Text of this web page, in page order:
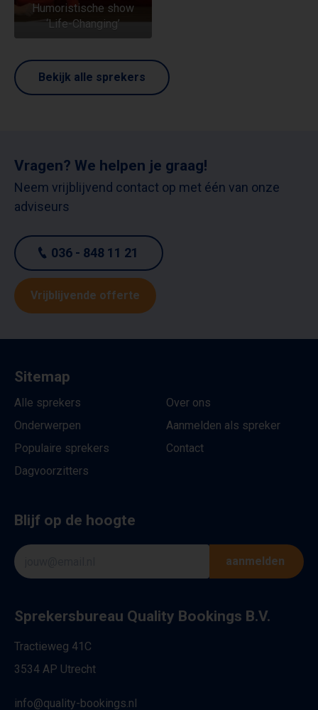
Humoristische show
‘Life-Changing’
Bekijk alle sprekers
Vragen? We helpen je graag!
Neem vrijblijvend contact op met één van onze
adviseurs
036 - 848 11 21
Vrijblijvende offerte
Sitemap
Alle sprekers
Onderwerpen
Populaire sprekers
Dagvoorzitters
Over ons
Aanmelden als spreker
Contact
Blijf op de hoogte
aanmelden
Sprekersbureau Quality Bookings B.V.
Tractieweg 41C
3534 AP Utrecht
info@quality-bookings.nl